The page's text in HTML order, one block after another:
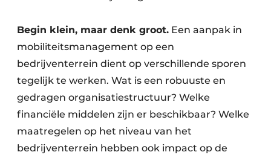
Begin klein, maar denk groot. Een aanpak in
mobiliteitsmanagement op een
bedrijventerrein dient op verschillende sporen
tegelijk te werken. Wat is een robuuste en
gedragen organisatiestructuur? Welke
financiële middelen zijn er beschikbaar? Welke
maatregelen op het niveau van het
bedrijventerrein hebben ook impact op de